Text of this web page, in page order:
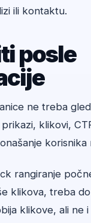
ili kontaktu.
posle
ne treba
prikazi, klikovi,
korisnika
rangiranje
klikova, treba
klikove, ali ne